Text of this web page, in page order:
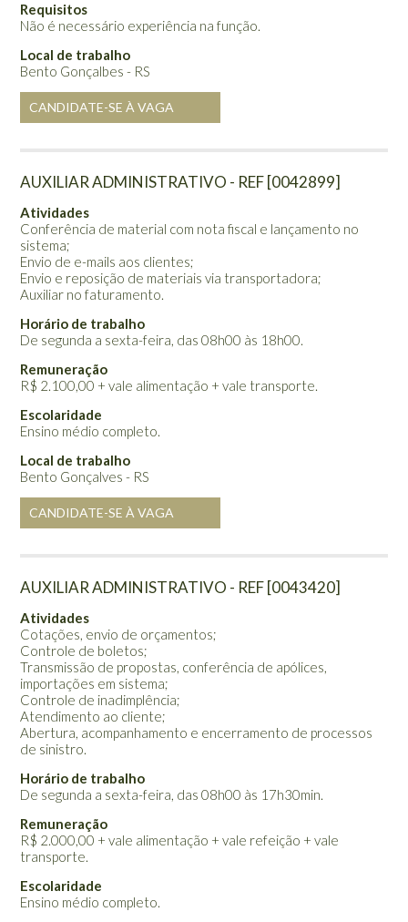
Requisitos
Não é necessário experiência na função.
Local de trabalho
Bento Gonçalbes - RS
CANDIDATE-SE À VAGA
AUXILIAR ADMINISTRATIVO - REF [0042899]
Atividades
Conferência de material com nota fiscal e lançamento no
sistema;
Envio de e-mails aos clientes;
Envio e reposição de materiais via transportadora;
Auxiliar no faturamento.
Horário de trabalho
De segunda a sexta-feira, das 08h00 às 18h00.
Remuneração
R$ 2.100,00 + vale alimentação + vale transporte.
Escolaridade
Ensino médio completo.
Local de trabalho
Bento Gonçalves - RS
CANDIDATE-SE À VAGA
AUXILIAR ADMINISTRATIVO - REF [0043420]
Atividades
Cotações, envio de orçamentos;
Controle de boletos;
Transmissão de propostas, conferência de apólices,
importações em sistema;
Controle de inadimplência;
Atendimento ao cliente;
Abertura, acompanhamento e encerramento de processos
de sinistro.
Horário de trabalho
De segunda a sexta-feira, das 08h00 às 17h30min.
Remuneração
R$ 2.000,00 + vale alimentação + vale refeição + vale
transporte.
Escolaridade
Ensino médio completo.